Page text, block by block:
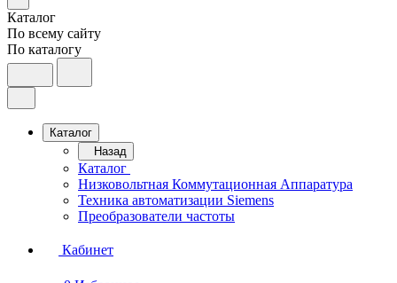
Каталог
По всему сайту
По каталогу
Каталог
Назад
Каталог
Низковольтная Коммутационная Аппаратура
Техника автоматизации Siemens
Преобразователи частоты
Кабинет